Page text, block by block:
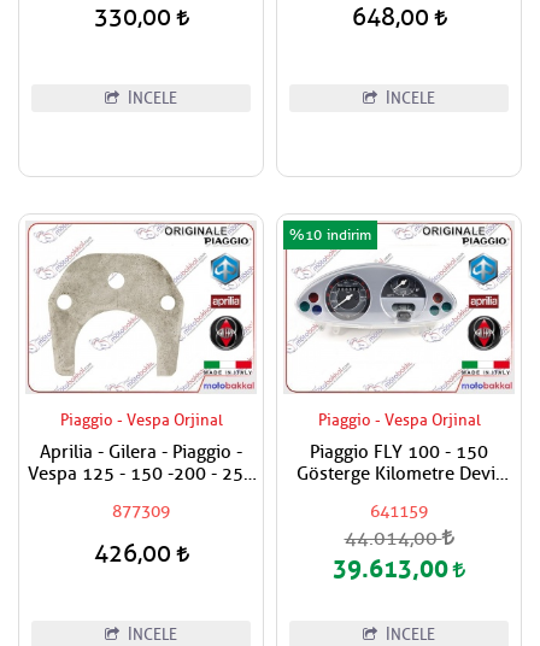
330,00
İNCELE
648,00
İNCELE
Piaggio - Vespa Orjinal
Aprilia - Gilera - Piaggio -
Vespa 125 - 150 -200 - 250
Hilali
877309
426,00
İNCELE
Piaggio - Vespa Orjinal
Piaggio FLY 100 - 150
Gösterge Kilometre Devir
641159
%10
44.014,00
39.613,00
İNCELE